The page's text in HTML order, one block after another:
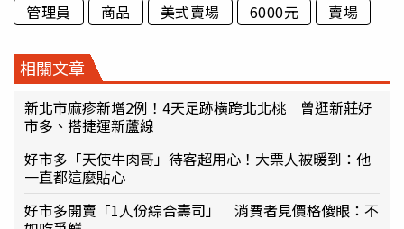
管理員
商品 美式賣場 6000元 賣場
相關文章
新北市麻疹新增2例！4天足跡橫跨北北桃 曾逛新莊好
市多、搭捷運新蘆線
好市多「天使牛肉哥」待客超用心！大票人被暖到：他
一直都這麼貼心
好市多開賣「1人份綜合壽司」 消費者見價格傻眼：不